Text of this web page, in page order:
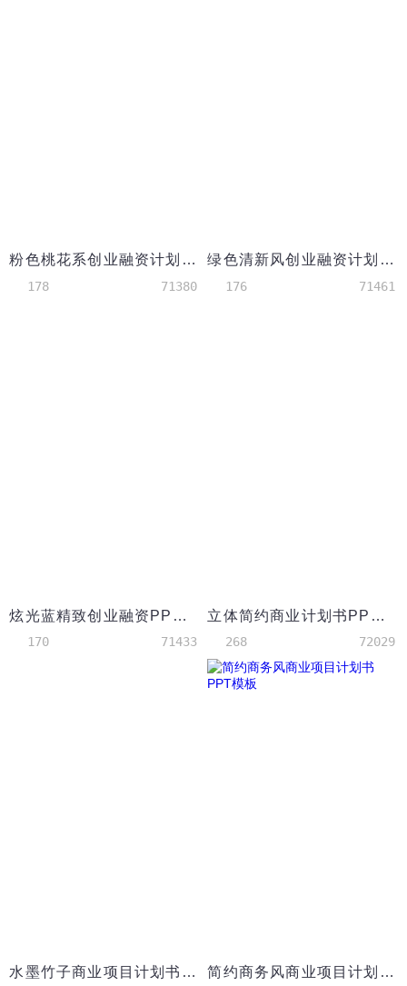
粉色桃花系创业融资计划书PPT模板
178 71380
绿色清新风创业融资计划书PPT模板
176 71461
炫光蓝精致创业融资PPT模板
170 71433
立体简约商业计划书PPT模板
268 72029
水墨竹子商业项目计划书PPT模板 简约商务风商业项目计划书PPT模板